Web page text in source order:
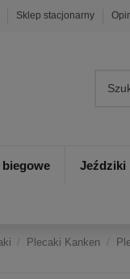
Sklep stacjonarny
Jeździki
Plecaki Kanken